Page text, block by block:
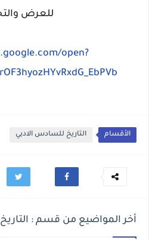
للعرض
open?
الأقسام التاريخ للسادس الادبي
أخر المواضيع من قسم :